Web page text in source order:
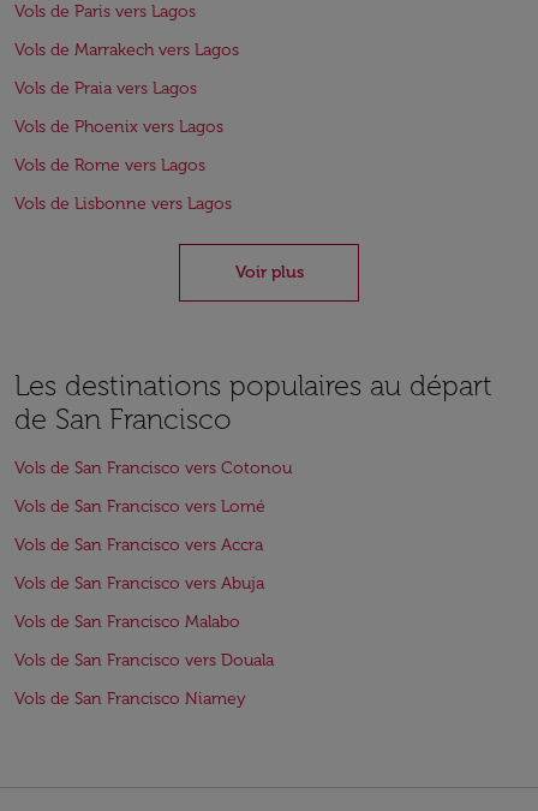
Vols de Paris vers Lagos
Vols de Marrakech vers Lagos
Vols de Praia vers Lagos
Vols de Phoenix vers Lagos
Vols de Rome vers Lagos
Vols de Lisbonne vers Lagos
Voir plus
Les destinations populaires au départ
de San Francisco
Vols de San Francisco vers Cotonou
Vols de San Francisco vers Lomé
Vols de San Francisco vers Accra
Vols de San Francisco vers Abuja
Vols de San Francisco Malabo
Vols de San Francisco vers Douala
Vols de San Francisco Niamey